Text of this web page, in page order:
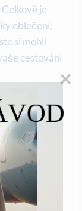
je
oblečení,
si mohli
cestování